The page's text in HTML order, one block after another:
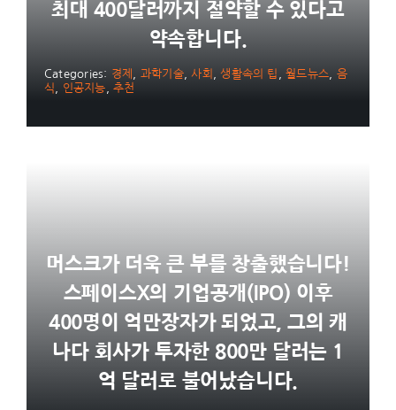
최대 400달러까지 절약할 수 있다고
약속합니다.
Categories: 경제 과학기술,사회 ,생활속의 팁 ,월드뉴스
음
식
인공지능 ,추천
머스크가 더욱 큰 부를 창출했습니다!
스페이스X의 기업공개(IPO) 이후
400명이 억만장자가 되었고, 그의 캐
나다 회사가 투자한 800만 달러는 1
억 달러로 불어났습니다.